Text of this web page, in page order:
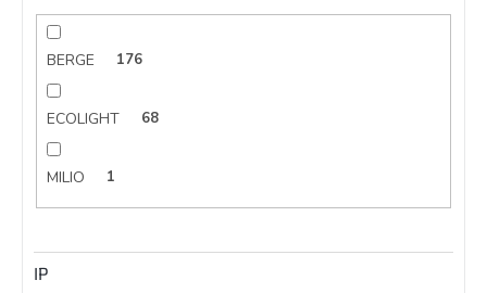
BERGE 176
ECOLIGHT 68
MILIO 1
IP